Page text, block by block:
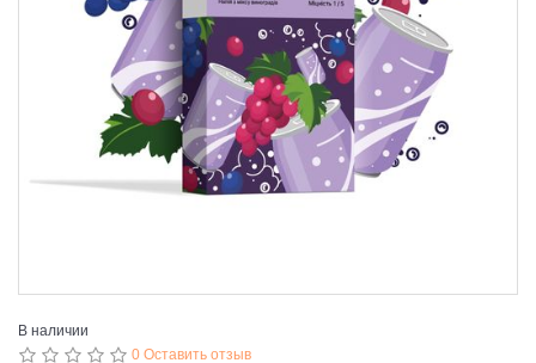
В наличии
0 Оставить отзыв